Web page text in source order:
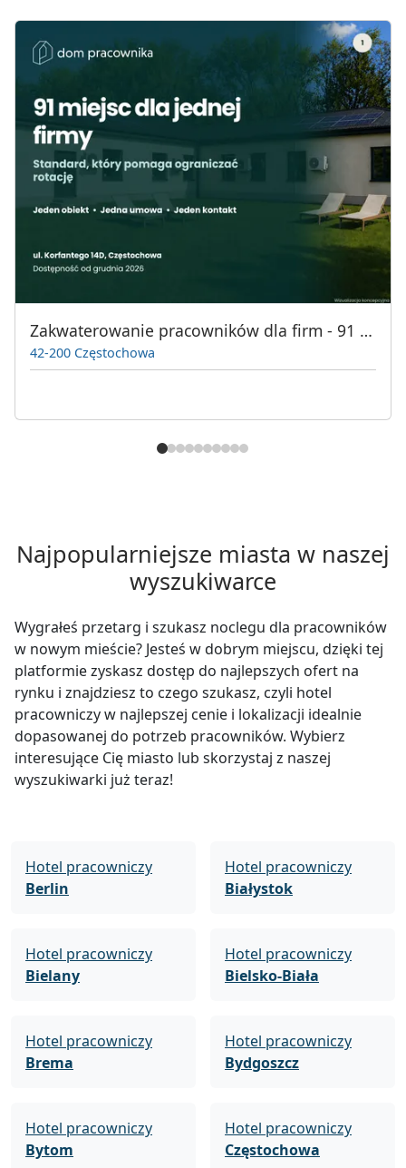
Zakwaterowanie pracowników dla firm - 91 miejsc | Częstochowa
42-200 Częstochowa
Najpopularniejsze miasta w naszej
wyszukiwarce
Wygrałeś przetarg i szukasz noclegu dla pracowników
w nowym mieście? Jesteś w dobrym miejscu, dzięki tej
platformie zyskasz dostęp do najlepszych ofert na
rynku i znajdziesz to czego szukasz, czyli hotel
pracowniczy w najlepszej cenie i lokalizacji idealnie
dopasowanej do potrzeb pracowników. Wybierz
interesujące Cię miasto lub skorzystaj z naszej
wyszukiwarki już teraz!
Hotel pracowniczy
Berlin
Hotel pracowniczy
Białystok
Hotel pracowniczy
Bielany
Hotel pracowniczy
Bielsko-Biała
Hotel pracowniczy
Brema
Hotel pracowniczy
Bydgoszcz
Hotel pracowniczy
Bytom
Hotel pracowniczy
Częstochowa